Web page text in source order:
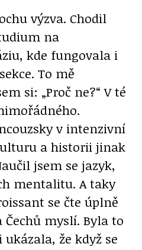
výzva. Chodil
na
kde fungovala i
To mě
si: „Proč ne?“ V té
v intenzivní
a historii jinak
jsem se jazyk,
mentalitu. A taky
se čte úplně
myslí. Byla to
že když se